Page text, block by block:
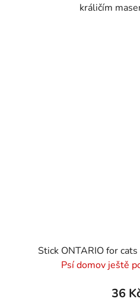
králičím
Stick ONTARIO for
Psí domov ještě
36